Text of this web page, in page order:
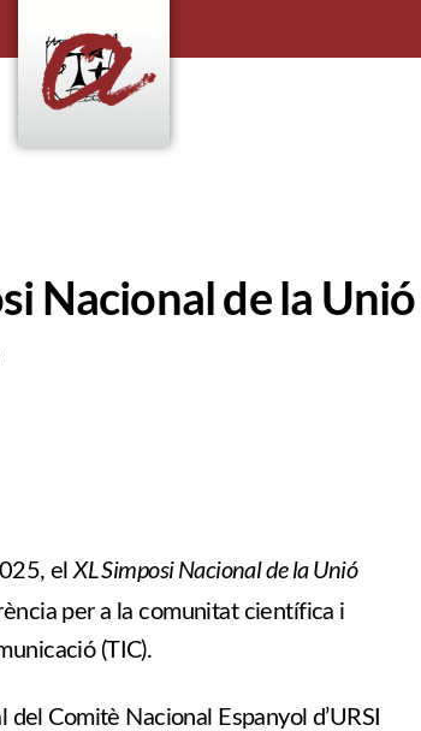
Nacional de la Unió
elXL Simposi Nacional de la Unió
per a la comunitat científica i
(TIC).
Comitè Nacional Espanyol d’URSI